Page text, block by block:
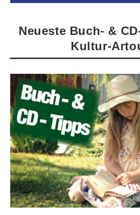
Neueste Buch- &
Kultur-